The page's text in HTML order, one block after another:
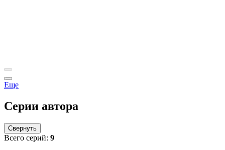
Еще
Серии автора
Свернуть
Всего серий: 9